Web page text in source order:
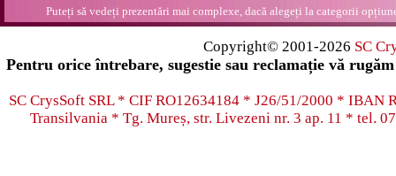
Puteți să vedeți prezentări mai complexe, dacă alegeți la categorii
Copyright© 2001-2026 SC
Pentru orice întrebare, sugestie sau reclamație vă
SC CrysSoft SRL * CIF RO12634184 * J26/51/2000 * IBAN
Transilvania * Tg. Mureș, str. Livezeni nr. 3 ap. 11 * tel.